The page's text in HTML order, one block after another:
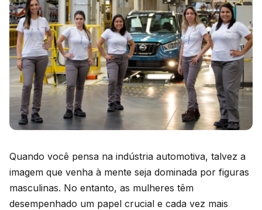
Quando você pensa na indústria automotiva, talvez a
imagem que venha à mente seja dominada por figuras
masculinas. No entanto, as mulheres têm
desempenhado um papel crucial e cada vez mais